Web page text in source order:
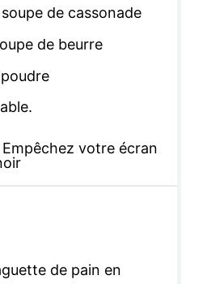
de cassonade
de beurre
Empêchez votre écran
de pain en